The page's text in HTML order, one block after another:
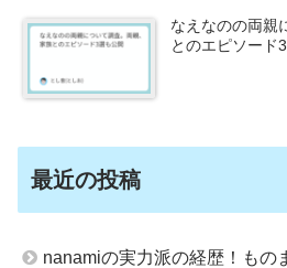
なえなのの両親
とのエピソード
最近の投稿
nanamiの実力派の経歴！もの